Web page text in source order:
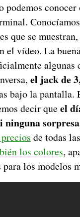
podemos
que se
el vídeo. La
algunas
el jack de
bajo la pantalla.
decir que el
ninguna sorpresa
de todas las
los colores,
para los modelos